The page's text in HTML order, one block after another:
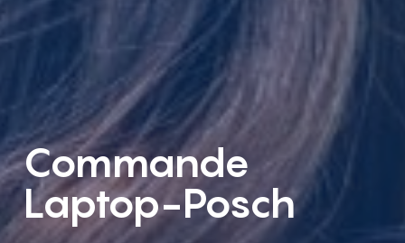
Commande
Laptop-Posch